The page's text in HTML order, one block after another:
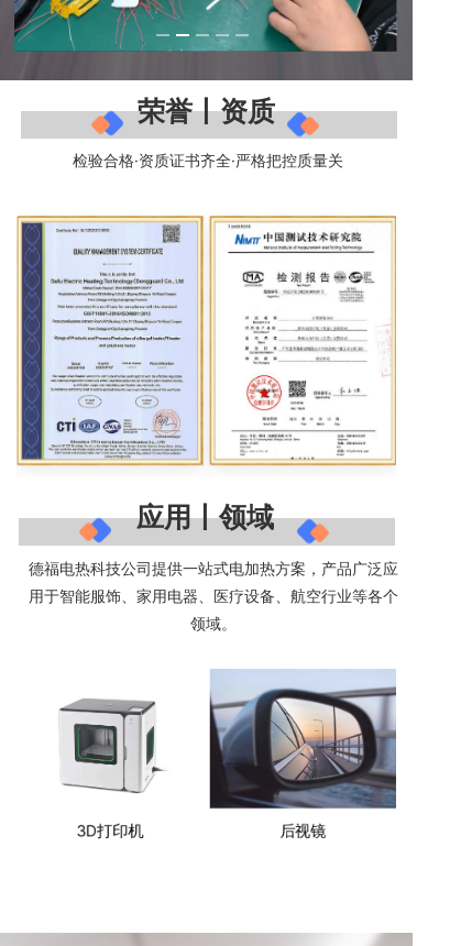
荣誉丨资质
检验合格·资质证书齐全·严格把控质量关
应用丨领域
德福电热科技公司提供一站式电加热方案，产品广泛应
用于智能服饰、家用电器、医疗设备、航空行业等各个
领域。
3D打印机 后视镜